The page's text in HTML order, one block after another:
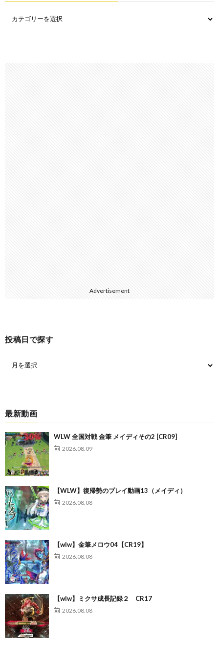
Advertisement
投稿日で探す
最新動画
WLW 全国対戦 金筆 メイディその2 [CR09]
2026.08.09
【WLW】復帰勢のプレイ動画13（メイディ）
2026.08.08
【wlw】金筆メロウ04【CR19】
2026.08.08
【wlw】ミクサ成長記録２ CR17
2026.08.08